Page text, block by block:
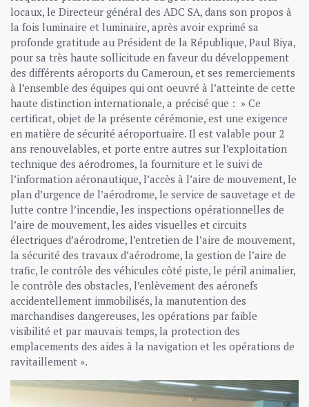
locaux, le Directeur général des ADC SA, dans son propos à
la fois luminaire et luminaire, après avoir exprimé sa
profonde gratitude au Président de la République, Paul Biya,
pour sa très haute sollicitude en faveur du développement
des différents aéroports du Cameroun, et ses remerciements
à l’ensemble des équipes qui ont oeuvré à l’atteinte de cette
haute distinction internationale, a précisé que : » Ce
certificat, objet de la présente cérémonie, est une exigence
en matière de sécurité aéroportuaire. Il est valable pour 2
ans renouvelables, et porte entre autres sur l’exploitation
technique des aérodromes, la fourniture et le suivi de
l’information aéronautique, l’accès à l’aire de mouvement, le
plan d’urgence de l’aérodrome, le service de sauvetage et de
lutte contre l’incendie, les inspections opérationnelles de
l’aire de mouvement, les aides visuelles et circuits
électriques d’aérodrome, l’entretien de l’aire de mouvement,
la sécurité des travaux d’aérodrome, la gestion de l’aire de
trafic, le contrôle des véhicules côté piste, le péril animalier,
le contrôle des obstacles, l’enlèvement des aéronefs
accidentellement immobilisés, la manutention des
marchandises dangereuses, les opérations par faible
visibilité et par mauvais temps, la protection des
emplacements des aides à la navigation et les opérations de
ravitaillement ».